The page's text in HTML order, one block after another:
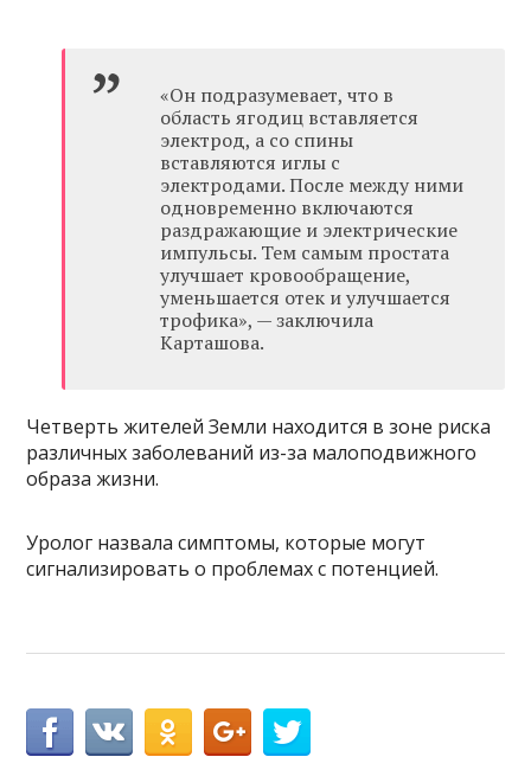
«Он подразумевает, что в
область ягодиц вставляется
электрод, а со спины
вставляются иглы с
электродами. После между ними
одновременно включаются
раздражающие и электрические
импульсы. Тем самым простата
улучшает кровообращение,
уменьшается отек и улучшается
трофика», — заключила
Карташова.
Четверть жителей Земли находится в зоне риска
различных заболеваний из-за малоподвижного
образа жизни.
Уролог назвала симптомы, которые могут
сигнализировать о проблемах с потенцией.